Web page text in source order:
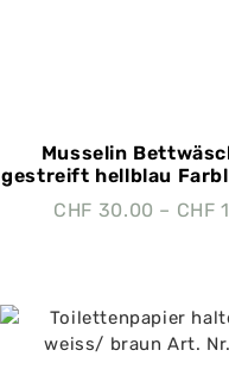
Musselin
gestreift hellblau
CHF 30.00 – CHF